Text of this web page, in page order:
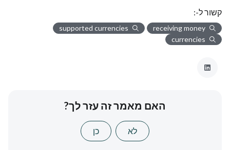
קשור ל-:
receiving money
supported currencies
currencies
האם מאמר זה עזר לך?
לא כן